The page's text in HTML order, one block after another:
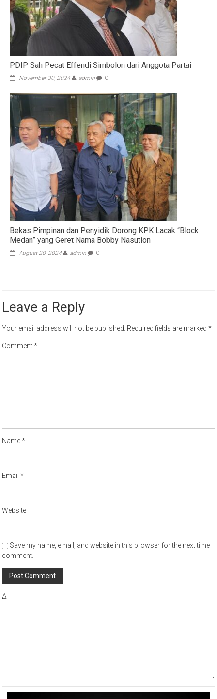
PDIP Sah Pecat Effendi Simbolon dari Anggota Partai
November 30, 2024 admin 0
Bekas Pimpinan dan Penyidik Dorong KPK Lacak “Block
Medan” yang Geret Nama Bobby Nasution
August 20, 2024 admin 0
Leave a Reply
Your email address will not be published. Required fields are marked*
Comment*
Name*
Email*
Website
Save my name, email, and website in this browser for the next time I
comment.
Δ